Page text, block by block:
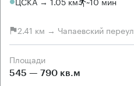
2.41 км → Чапаевский
Площади
545 — 790 кв.м